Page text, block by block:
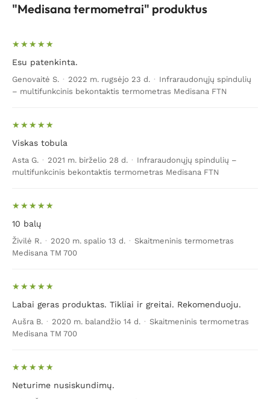
"Medisana termometrai" produktus
Esu patenkinta.
Genovaitė S. · 2022 m. rugsėjo 23 d. · Infraraudonųjų spindulių
– multifunkcinis bekontaktis termometras Medisana FTN
Viskas tobula
Asta G. · 2021 m. birželio 28 d. · Infraraudonųjų spindulių –
multifunkcinis bekontaktis termometras Medisana FTN
10 balų
Živilė R. · 2020 m. spalio 13 d. · Skaitmeninis termometras
Medisana TM 700
Labai geras produktas. Tikliai ir greitai. Rekomenduoju.
Aušra B. · 2020 m. balandžio 14 d. · Skaitmeninis termometras
Medisana TM 700
Neturime nusiskundimų.